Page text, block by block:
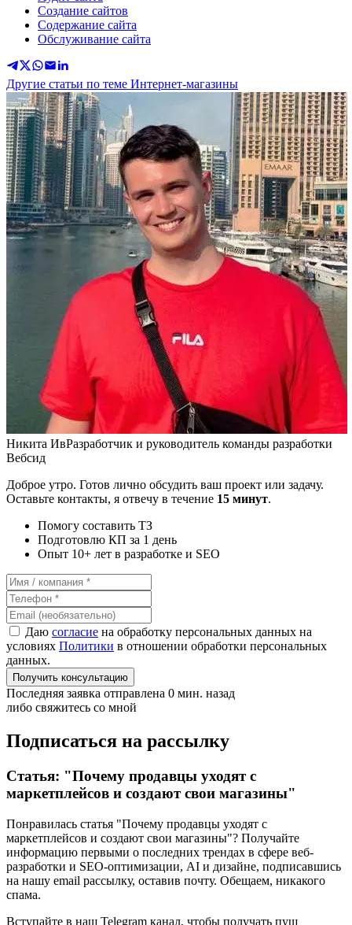
Создание сайтов
Содержание сайта
Обслуживание сайта
Другие статьи по теме Интернет-магазины
Никита ИвРазработчик и руководитель команды разработки
Вебсид
Доброе утро. Готов лично обсудить ваш проект или задачу.
Оставьте контакты, я отвечу в течение 15 минут.
Помогу составить ТЗ
Подготовлю КП за 1 день
Опыт 10+ лет в разработке и SEO
Даю согласие на обработку персональных данных на
условиях Политики в отношении обработки персональных
данных.
Получить консультацию
Последняя заявка отправлена 0 мин. назад
либо свяжитесь со мной
Подписаться на рассылку
Статья: "Почему продавцы уходят с
маркетплейсов и создают свои магазины"
Понравилась статья "Почему продавцы уходят с
маркетплейсов и создают свои магазины"? Получайте
информацию первыми о последних трендах в сфере веб-
разработки и SEO-оптимизации, AI и дизайне, подписавшись
на нашу email рассылку, оставив почту. Обещаем, никакого
спама.
Вступайте в наш Telegram канал, чтобы получать пуш